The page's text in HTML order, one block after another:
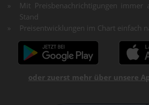
Mit Preisbenachrichtigungen immer
Stand
Preisentwicklungen im Chart einfach
oder zuerst mehr über unsere